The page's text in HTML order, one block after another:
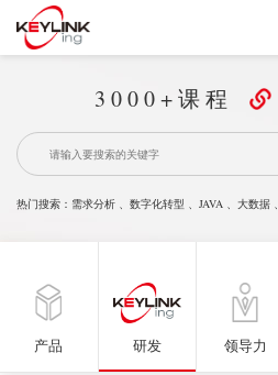
3000+课程
热门搜索： 需求分析 、 数字化转型 、 JAVA 、 大数据 、
产品 研发 领导力